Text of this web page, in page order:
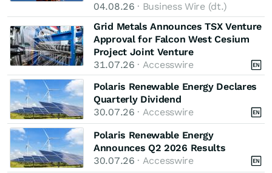
04.08.26 · Business Wire (dt.)
Grid Metals Announces TSX Venture
Approval for Falcon West Cesium
Project Joint Venture
31.07.26 · Accesswire
Polaris Renewable Energy Declares
Quarterly Dividend
30.07.26 · Accesswire
Polaris Renewable Energy
Announces Q2 2026 Results
30.07.26 · Accesswire